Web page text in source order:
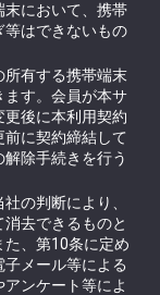
末において、携帯
等はできないもの
所有する携帯端末
ます。会員が本サ
後に本利用契約
に契約締結して
除手続きを行う
の判断により、
去できるものと
た、第10条に定め
メール等による
ンケート等によ